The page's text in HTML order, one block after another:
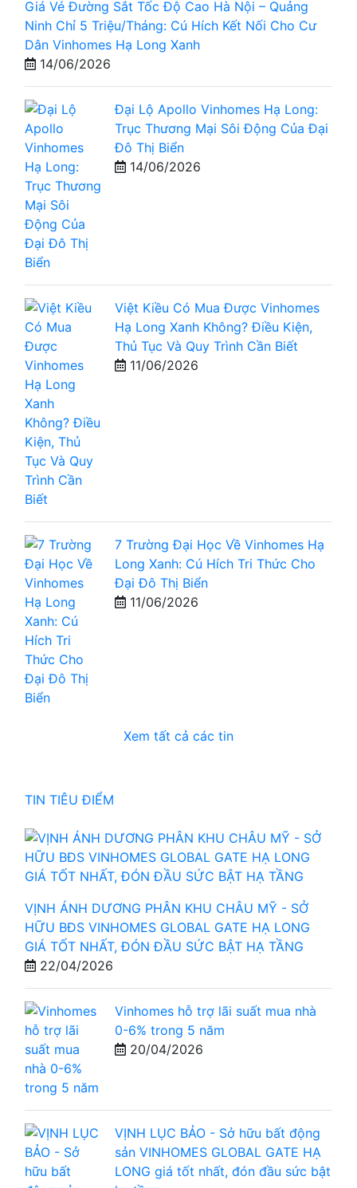
Giá Vé Đường Sắt Tốc Độ Cao Hà Nội – Quảng
Ninh Chỉ 5 Triệu/Tháng: Cú Hích Kết Nối Cho Cư
Dân Vinhomes Hạ Long Xanh
14/06/2026
Đại Lộ Apollo Vinhomes Hạ Long:
Trục Thương Mại Sôi Động Của Đại
Đô Thị Biển
14/06/2026
Việt Kiều Có Mua Được Vinhomes
Hạ Long Xanh Không? Điều Kiện,
Thủ Tục Và Quy Trình Cần Biết
11/06/2026
7 Trường Đại Học Về Vinhomes Hạ
Long Xanh: Cú Hích Tri Thức Cho
Đại Đô Thị Biển
11/06/2026
Xem tất cả các tin
TIN TIÊU ĐIỂM
VỊNH ÁNH DƯƠNG PHÂN KHU CHÂU MỸ - SỞ
HỮU BĐS VINHOMES GLOBAL GATE HẠ LONG
GIÁ TỐT NHẤT, ĐÓN ĐẦU SỨC BẬT HẠ TẦNG
22/04/2026
Vinhomes hỗ trợ lãi suất mua nhà
0-6% trong 5 năm
20/04/2026
VỊNH LỤC BẢO - Sở hữu bất động
sản VINHOMES GLOBAL GATE HẠ
LONG giá tốt nhất, đón đầu sức bật